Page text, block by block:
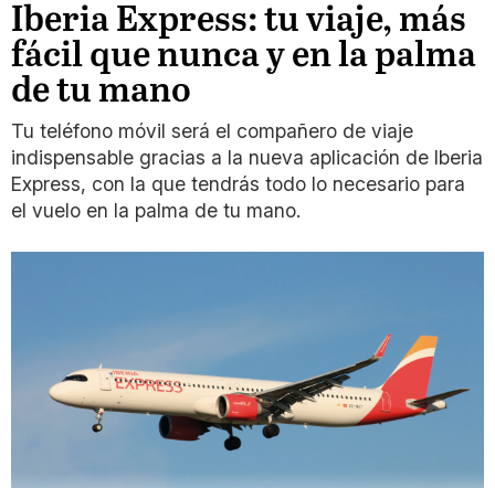
Iberia Express: tu viaje, más
fácil que nunca y en la palma
de tu mano
Tu teléfono móvil será el compañero de viaje
indispensable gracias a la nueva aplicación de Iberia
Express, con la que tendrás todo lo necesario para
el vuelo en la palma de tu mano.